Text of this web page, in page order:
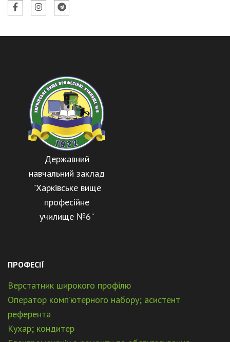
Державний
навчальний заклад
"Харківське вище
професійне
училище №6"
ПРОФЕСІЇ
Верстатник широкого профілю
Оператор комп’ютерного набору; асистент
референта
Кухар; кондитер